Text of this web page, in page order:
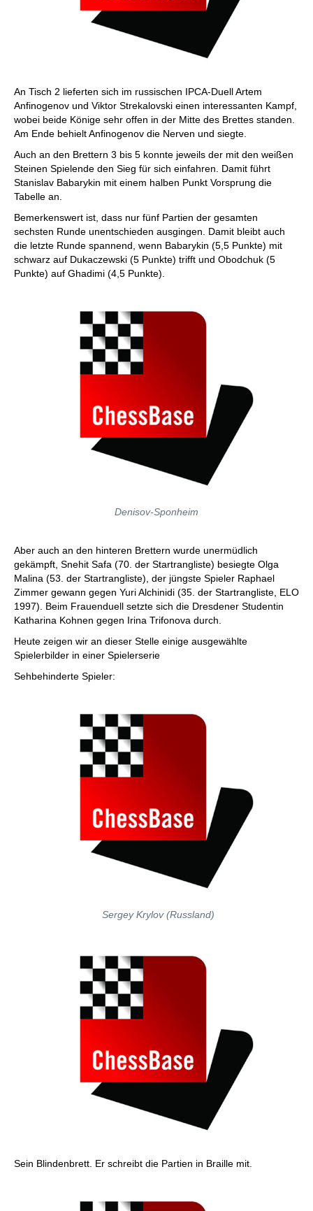
An Tisch 2 lieferten sich im russischen IPCA-Duell Artem
Anfinogenov und Viktor Strekalovski einen interessanten Kampf,
wobei beide Könige sehr offen in der Mitte des Brettes standen.
Am Ende behielt Anfinogenov die Nerven und siegte.
Auch an den Brettern 3 bis 5 konnte jeweils der mit den weißen
Steinen Spielende den Sieg für sich einfahren. Damit führt
Stanislav Babarykin mit einem halben Punkt Vorsprung die
Tabelle an.
Bemerkenswert ist, dass nur fünf Partien der gesamten
sechsten Runde unentschieden ausgingen. Damit bleibt auch
die letzte Runde spannend, wenn Babarykin (5,5 Punkte) mit
schwarz auf Dukaczewski (5 Punkte) trifft und Obodchuk (5
Punkte) auf Ghadimi (4,5 Punkte).
Denisov-Sponheim
Aber auch an den hinteren Brettern wurde unermüdlich
gekämpft, Snehit Safa (70. der Startrangliste) besiegte Olga
Malina (53. der Startrangliste), der jüngste Spieler Raphael
Zimmer gewann gegen Yuri Alchinidi (35. der Startrangliste, ELO
1997). Beim Frauenduell setzte sich die Dresdener Studentin
Katharina Kohnen gegen Irina Trifonova durch.
Heute zeigen wir an dieser Stelle einige ausgewählte
Spielerbilder in einer Spielerserie
Sehbehinderte Spieler:
Sergey Krylov (Russland)
Sein Blindenbrett. Er schreibt die Partien in Braille mit.